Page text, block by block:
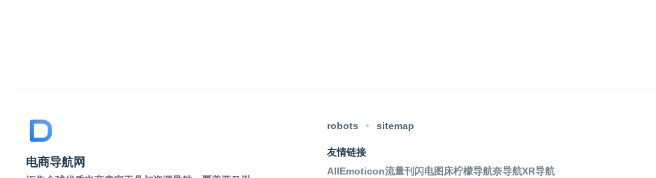
电商导航网
robots sitemap
友情链接
AllEmoticon流量刊 闪电图床柠檬导航奈导航XR导航